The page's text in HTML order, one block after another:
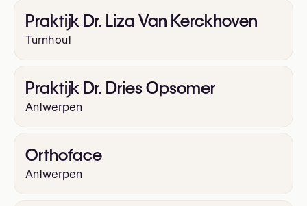
Praktijk Dr. Liza Van Kerckhoven
Turnhout
Praktijk Dr. Dries Opsomer
Antwerpen
Orthoface
Antwerpen